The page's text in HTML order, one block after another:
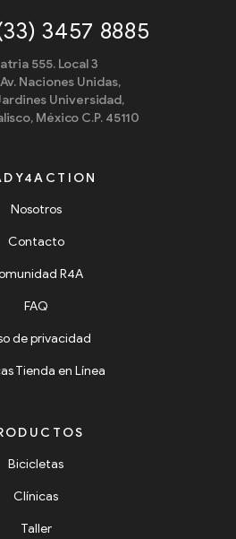
3457 8885
555. Local 3
Naciones Unidas,
Universidad,
México C.P. 45110
Nosotros
Contacto
R4A
FAQ
de privacidad
Tienda en Línea
Bicicletas
Clínicas
Taller